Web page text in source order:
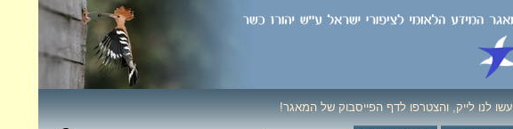
עשו לנו לייק, והצטרפו לדף הפייסבוק של המאגר!